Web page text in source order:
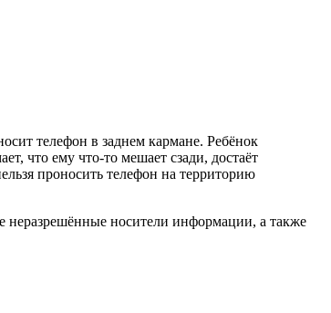
телефон в заднем кармане. Ребёнок
что ему что-то мешает сзади, достаёт
проносить телефон на территорию
неразрешённые носители информации, а также